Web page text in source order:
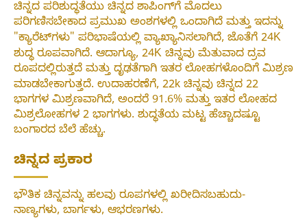
ಚಿನ್ನದ ಪರಿಶುದ್ಧತೆಯು ಚಿನ್ನದ ಶಾಪಿಂಗ್‌ಗೆ ಮೊದಲು
ಪರಿಗಣಿಸಬೇಕಾದ ಪ್ರಮುಖ ಅಂಶಗಳಲ್ಲಿ ಒಂದಾಗಿದೆ ಮತ್ತು ಇದನ್ನು
"ಕ್ಯಾರೆಟ್‌ಗಳು" ಪರಿಭಾಷೆಯಲ್ಲಿ ವ್ಯಾಖ್ಯಾನಿಸಲಾಗಿದೆ, ಜೊತೆಗೆ 24K
ಶುದ್ಧ ರೂಪವಾಗಿದೆ. ಆದಾಗ್ಯೂ, 24K ಚಿನ್ನವು ಮೆತುವಾದ ದ್ರವ
ರೂಪದಲ್ಲಿರುತ್ತದೆ ಮತ್ತು ದೃಢತೆಗಾಗಿ ಇತರ ಲೋಹಗಳೊಂದಿಗೆ ಮಿಶ್ರಣ
ಮಾಡಬೇಕಾಗುತ್ತದೆ. ಉದಾಹರಣೆಗೆ, 22k ಚಿನ್ನವು ಚಿನ್ನದ 22
ಭಾಗಗಳ ಮಿಶ್ರಣವಾಗಿದೆ, ಅಂದರೆ 91.6% ಮತ್ತು ಇತರ ಲೋಹದ
ಮಿಶ್ರಲೋಹಗಳ 2 ಭಾಗಗಳು. ಶುದ್ಧತೆಯ ಮಟ್ಟ ಹೆಚ್ಚಾದಷ್ಟೂ
ಬಂಗಾರದ ಬೆಲೆ ಹೆಚ್ಚು.
ಚಿನ್ನದ ಪ್ರಕಾರ
ಭೌತಿಕ ಚಿನ್ನವನ್ನು ಹಲವು ರೂಪಗಳಲ್ಲಿ ಖರೀದಿಸಬಹುದು-
ನಾಣ್ಯಗಳು, ಬಾರ್ಗಳು, ಆಭರಣಗಳು.